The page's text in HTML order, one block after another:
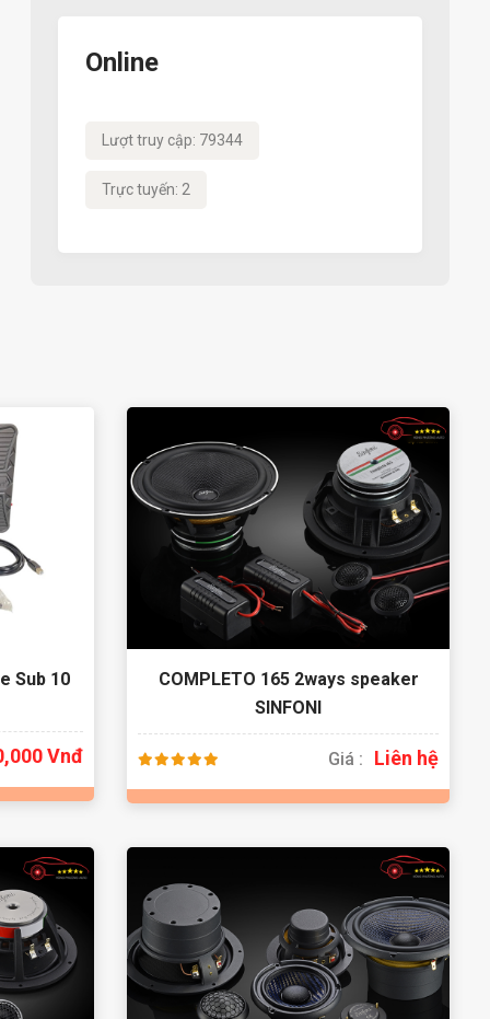
Online
Lượt truy cập: 79344
Trực tuyến: 2
Sub 10
Vnđ
COMPLETO 165 2ways speaker
SINFONI
Giá : Liên hệ